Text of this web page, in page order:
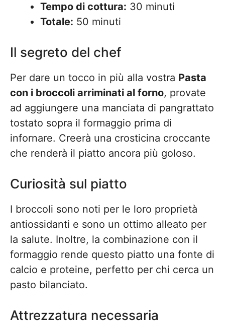
Tempo di cottura: 30 minuti
Totale: 50 minuti
Il segreto del chef
Per dare un tocco in più alla vostra Pasta
con i broccoli arriminati al forno, provate
ad aggiungere una manciata di pangrattato
tostato sopra il formaggio prima di
infornare. Creerà una crosticina croccante
che renderà il piatto ancora più goloso.
Curiosità sul piatto
I broccoli sono noti per le loro proprietà
antiossidanti e sono un ottimo alleato per
la salute. Inoltre, la combinazione con il
formaggio rende questo piatto una fonte di
calcio e proteine, perfetto per chi cerca un
pasto bilanciato.
Attrezzatura necessaria